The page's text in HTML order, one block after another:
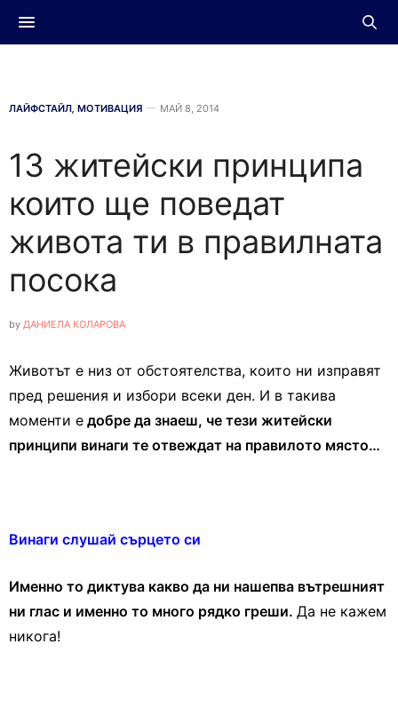
ЛАЙФСТАЙЛ, МОТИВАЦИЯ МАЙ 8, 2014
13 житейски принципа
които ще поведат
живота ти в правилната
посока
by ДАНИЕЛА КОЛАРОВА
Животът е низ от обстоятелства, които ни изправят
пред решения и избори всеки ден. И в такива
моменти е добре да знаеш, че тези житейски
принципи винаги те отвеждат на правилото място…
Винаги слушай сърцето си
Именно то диктува какво да ни нашепва вътрешният
ни глас и именно то много рядко греши. Да не кажем
никога!